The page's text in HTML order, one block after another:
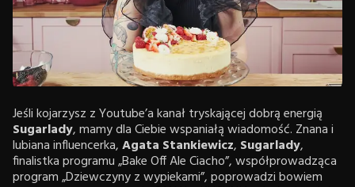
Jeśli kojarzysz z Youtube’a kanał tryskającej dobrą energią
Sugarlady, mamy dla Ciebie wspaniałą wiadomość. Znana i
lubiana influencerka,Agata Stankiewicz, Sugarlady,
finalistka programu „Bake Off Ale Ciacho”, współprowadząca
program „Dziewczyny z wypiekami”, poprowadzi bowiem